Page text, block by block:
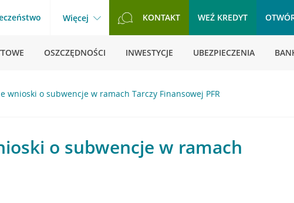
Więcej KONTAKT WEŹ KREDYT
OSZCZĘDNOŚCI INWESTYCJE UBEZPIECZENIA
wnioski o subwencje w ramach Tarczy Finansowej PFR
o subwencje w ramach